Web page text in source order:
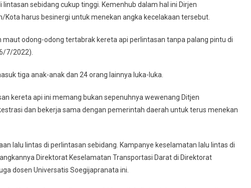
sebidang cukup tinggi. Kemenhub dalam hal ini Dirjen
harus besinergi untuk menekan angka kecelakaan tersebut.
odong-odong tertabrak kereta api perlintasan tanpa palang pintu di
7/2022).
tiga anak-anak dan 24 orang lainnya luka-luka.
kereta api ini memang bukan sepenuhnya wewenang Ditjen
dan bekerja sama dengan pemerintah daerah untuk terus menekan
lalu lintas di perlintasan sebidang. Kampanye keselamatan lalu lintas di
Direktorat Keselamatan Transportasi Darat di Direktorat
dosen Universatis Soegijapranata ini.